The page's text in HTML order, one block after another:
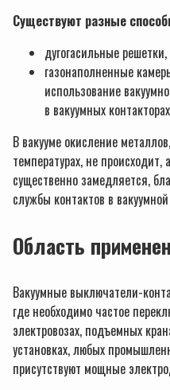
Существуют разные
дугогасильные решетки,
газонаполненные
использование
в вакуумных
В вакууме окисление
температурах, не
существенно замедляется,
службы контактов в
Область
Вакуумные выключатели-
где необходимо частое
электровозах, подъемных
установках, любых
присутствуют мощные